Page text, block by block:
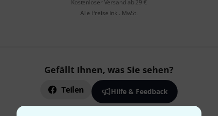
Kostenloser Versand ab 29 €
Alle Preise inkl. MwSt.
Gefällt Ihnen, was Sie sehen?
Teilen Hilfe & Feedback